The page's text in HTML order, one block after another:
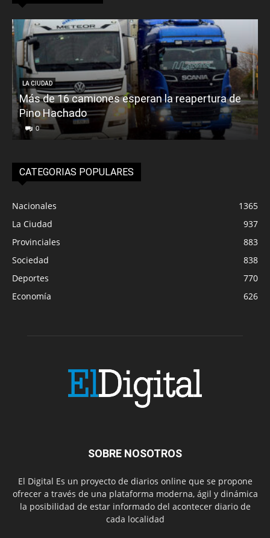
LA CIUDAD
Más de 16 camiones esperan la reapertura de
Pino Hachado
0
CATEGORIAS POPULARES
Nacionales
1365
La Ciudad
937
Provinciales
883
Sociedad
838
Deportes
770
Economía
626
SOBRE NOSOTROS
El Digital Es un proyecto de diarios online que se propone
ofrecer a través de una plataforma moderna, ágil y dinámica
la posibilidad de estar informado del acontecer diario de
cada localidad